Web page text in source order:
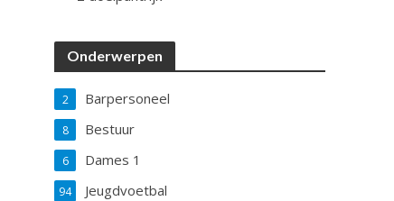
Onderwerpen
Barpersoneel
2
Bestuur
8
Dames 1
6
Jeugdvoetbal
94